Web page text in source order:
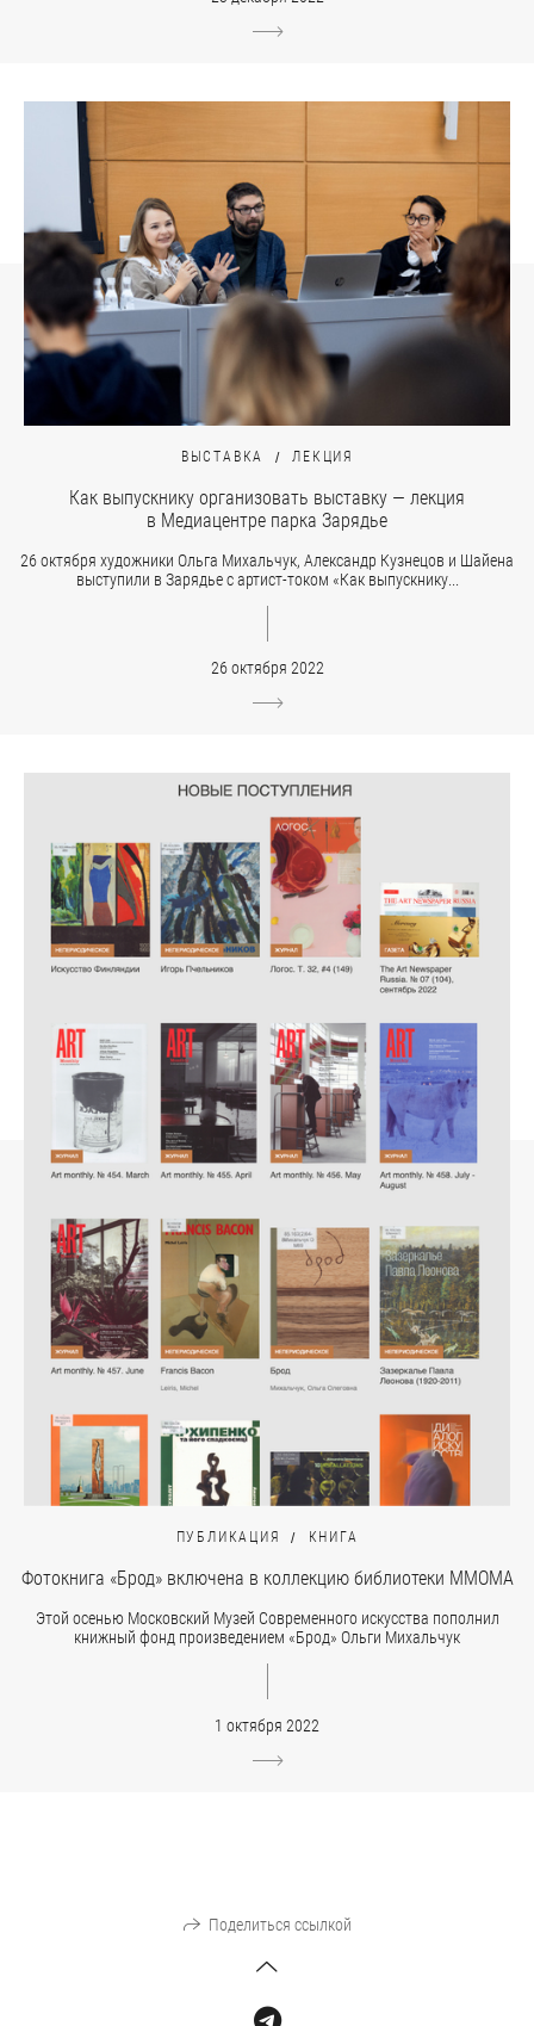
ВЫСТАВКА ЛЕКЦИЯ
Как выпускнику организовать выставку — лекция
в Медиацентре парка Зарядье
26 октября художники Ольга Михальчук, Александр Кузнецов и Шайена
выступили в Зарядье с артист-током «Как выпускнику...
26 октября 2022
ПУБЛИКАЦИЯ КНИГА
Фотокнига «Брод» включена в коллекцию библиотеки MMOMA
Этой осенью Московский Музей Современного искусства пополнил
книжный фонд произведением «Брод» Ольги Михальчук
1 октября 2022
Поделиться ссылкой